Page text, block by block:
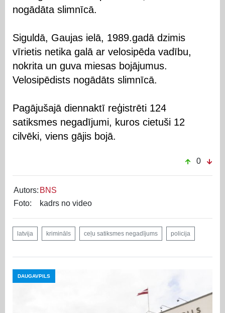
nogādāta slimnīcā.
Siguldā, Gaujas ielā, 1989.gadā dzimis
vīrietis netika galā ar velosipēda vadību,
nokrita un guva miesas bojājumus.
Velosipēdists nogādāts slimnīcā.
Pagājušajā diennaktī reģistrēti 124
satiksmes negadījumi, kuros cietuši 12
cilvēki, viens gājis bojā.
0
Autors: BNS
Foto:
kadrs no video
latvija krimināls ceļu satiksmes negadījums policija
DAUGAVPILS